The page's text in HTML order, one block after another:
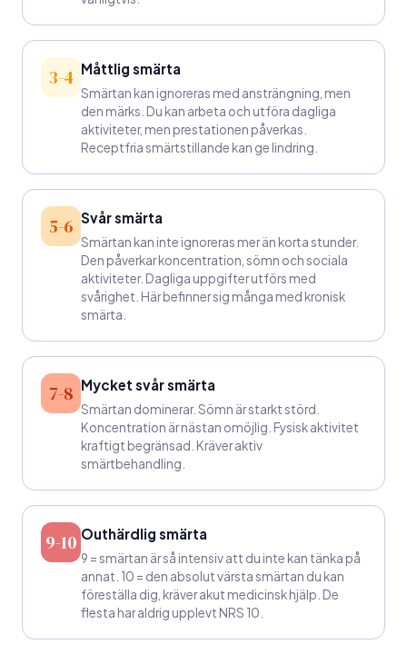
3-4 Måttlig smärta
Smärtan kan ignoreras med ansträngning, men
den märks. Du kan arbeta och utföra dagliga
aktiviteter, men prestationen påverkas.
Receptfria smärtstillande kan ge lindring.
5-6 Svår smärta
Smärtan kan inte ignoreras mer än korta stunder.
Den påverkar koncentration, sömn och sociala
aktiviteter. Dagliga uppgifter utförs med
svårighet. Här befinner sig många med kronisk
smärta.
7-8 Mycket svår smärta
Smärtan dominerar. Sömn är starkt störd.
Koncentration är nästan omöjlig. Fysisk aktivitet
kraftigt begränsad. Kräver aktiv
smärtbehandling.
9-10 Outhärdlig smärta
9 = smärtan är så intensiv att du inte kan tänka på
annat. 10 = den absolut värsta smärtan du kan
föreställa dig, kräver akut medicinsk hjälp. De
flesta har aldrig upplevt NRS 10.